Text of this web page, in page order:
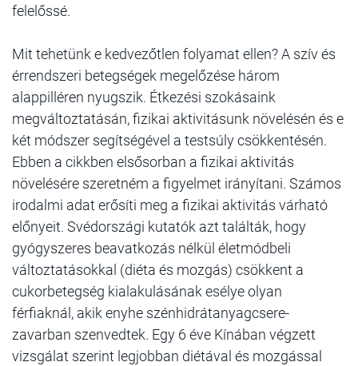
felelőssé.
Mit tehetünk e kedvezőtlen folyamat ellen? A szív és
érrendszeri betegségek megelőzése három
alappilléren nyugszik. Étkezési szokásaink
megváltoztatásán, fizikai aktivitásunk növelésén és e
két módszer segítségével a testsúly csökkentésén.
Ebben a cikkben elsősorban a fizikai aktivitás
növelésére szeretném a figyelmet irányítani. Számos
irodalmi adat erősíti meg a fizikai aktivitás várható
előnyeit. Svédországi kutatók azt találták, hogy
gyógyszeres beavatkozás nélkül életmódbeli
változtatásokkal (diéta és mozgás) csökkent a
cukorbetegség kialakulásának esélye olyan
férfiaknál, akik enyhe szénhidrátanyagcsere-
zavarban szenvedtek. Egy 6 éve Kínában végzett
vizsgálat szerint legjobban diétával és mozgással